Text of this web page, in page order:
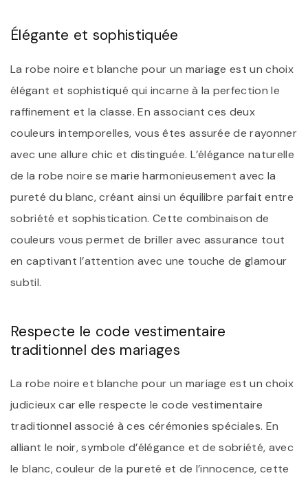
Élégante et sophistiquée
La robe noire et blanche pour un mariage est un choix
élégant et sophistiqué qui incarne à la perfection le
raffinement et la classe. En associant ces deux
couleurs intemporelles, vous êtes assurée de rayonner
avec une allure chic et distinguée. L’élégance naturelle
de la robe noire se marie harmonieusement avec la
pureté du blanc, créant ainsi un équilibre parfait entre
sobriété et sophistication. Cette combinaison de
couleurs vous permet de briller avec assurance tout
en captivant l’attention avec une touche de glamour
subtil.
Respecte le code vestimentaire
traditionnel des mariages
La robe noire et blanche pour un mariage est un choix
judicieux car elle respecte le code vestimentaire
traditionnel associé à ces cérémonies spéciales. En
alliant le noir, symbole d’élégance et de sobriété, avec
le blanc, couleur de la pureté et de l’innocence, cette